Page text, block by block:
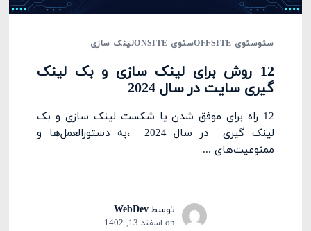
سئوسئوی OFFSITE سئوی ONSITE لینک سازی
12 روش برای لینک سازی و بک لینک
گیری سایت در سال 2024
12 راه برای موفق شدن یا شکست لینک سازی و بک
لینک گیری در سال 2024 ،به دستورالعمل‌ها و
ممنوعیت‌های ...
توسطWebDev
on اسفند 13, 1402